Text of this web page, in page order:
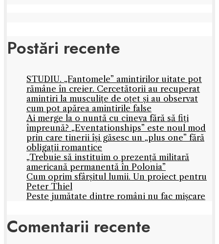
Postări recente
STUDIU. „Fantomele” amintirilor uitate pot
rămâne în creier. Cercetătorii au recuperat
amintiri la musculițe de oțet și au observat
cum pot apărea amintirile false
Ai merge la o nuntă cu cineva fără să fiți
împreună? „Eventationships” este noul mod
prin care tinerii își găsesc un „plus one” fără
obligații romantice
„Trebuie să instituim o prezență militară
americană permanentă în Polonia”
Cum oprim sfârșitul lumii. Un proiect pentru
Peter Thiel
Peste jumătate dintre români nu fac mișcare
Comentarii recente